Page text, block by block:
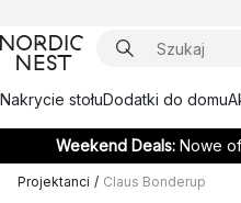
Nakrycie stołuDodatki do domu
Weekend Deals: Nowe
Projektanci / Claus Bonderup